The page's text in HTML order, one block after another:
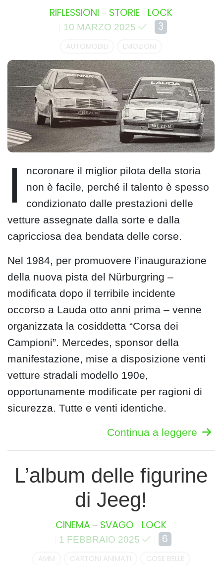
RIFLESSIONI – STORIE LOCK
10 MARZO 2025 3
AUTOMOBILI EMOZIONI
I
ncoronare il miglior pilota della storia
non è facile, perché il talento è spesso
condizionato dalle prestazioni delle
vetture assegnate dalla sorte e dalla
capricciosa dea bendata delle corse.
Nel 1984, per promuovere l’inaugurazione
della nuova pista del Nürburgring –
modificata dopo il terribile incidente
occorso a Lauda otto anni prima – venne
organizzata la cosiddetta “Corsa dei
Campioni”. Mercedes, sponsor della
manifestazione, mise a disposizione venti
vetture stradali modello 190e,
opportunamente modificate per ragioni di
sicurezza. Tutte e venti identiche.
Continua a leggere
L’album delle figurine
di Jeeg!
CINEMA– SVAGO LOCK
1 FEBBRAIO 2025 6
AMM CARTONI ANIMATI COSE BELLE